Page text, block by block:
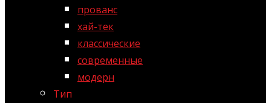
прованс
хай-тек
классические
современные
модерн
Тип